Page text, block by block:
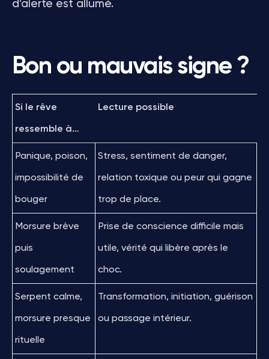
d’alerte est allumé.
Bon ou mauvais signe ?
Si le rêve
ressemble à…
Lecture possible
Panique, poison,
impossibilité de
bouger
Stress, sentiment de danger,
relation toxique ou peur qui gagne
trop de place.
Morsure brève
puis
soulagement
Prise de conscience difficile mais
utile, vérité qui libère après le
choc.
Serpent calme,
morsure presque
rituelle
Transformation, initiation, guérison
ou passage intérieur.